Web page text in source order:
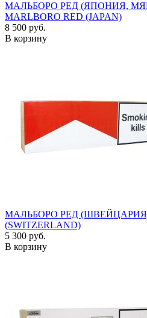
МАЛЬБОРО РЕД (ЯПОНИЯ,
MARLBORO RED (JAPAN)
8 500 руб.
В корзину
МАЛЬБОРО РЕД (ШВЕЙЦАРИЯ)
(SWITZERLAND)
5 300 руб.
В корзину